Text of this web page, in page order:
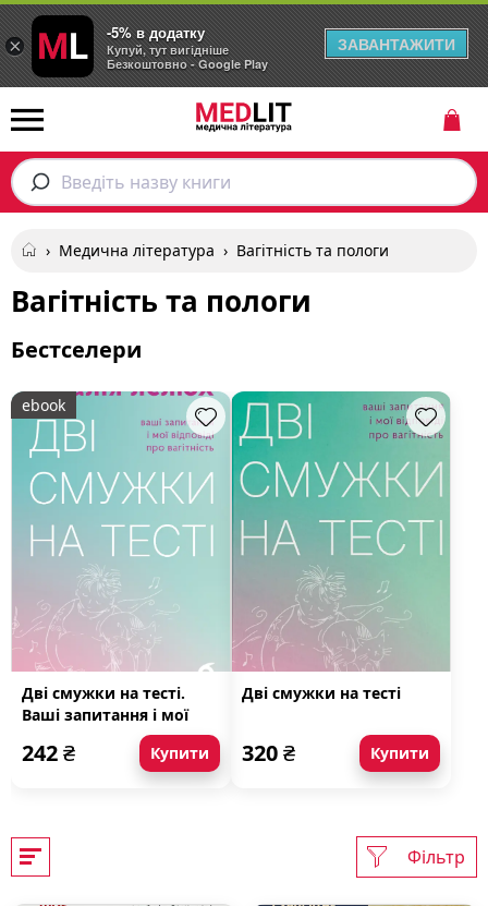
Введіть назву книги
› Медична література › Вагітність та пологи
Вагітність та пологи
Бестселери
ebook
Дві смужки на тесті.
Ваші запитання і мої
відповіді про вагітність
242₴ Купити
Дві смужки на тесті
320₴ Купити
Фільтр
×
-5% в додатку
Купуй, тут вигідніше
Безкоштовно - Google Play
ЗАВАНТАЖИТИ